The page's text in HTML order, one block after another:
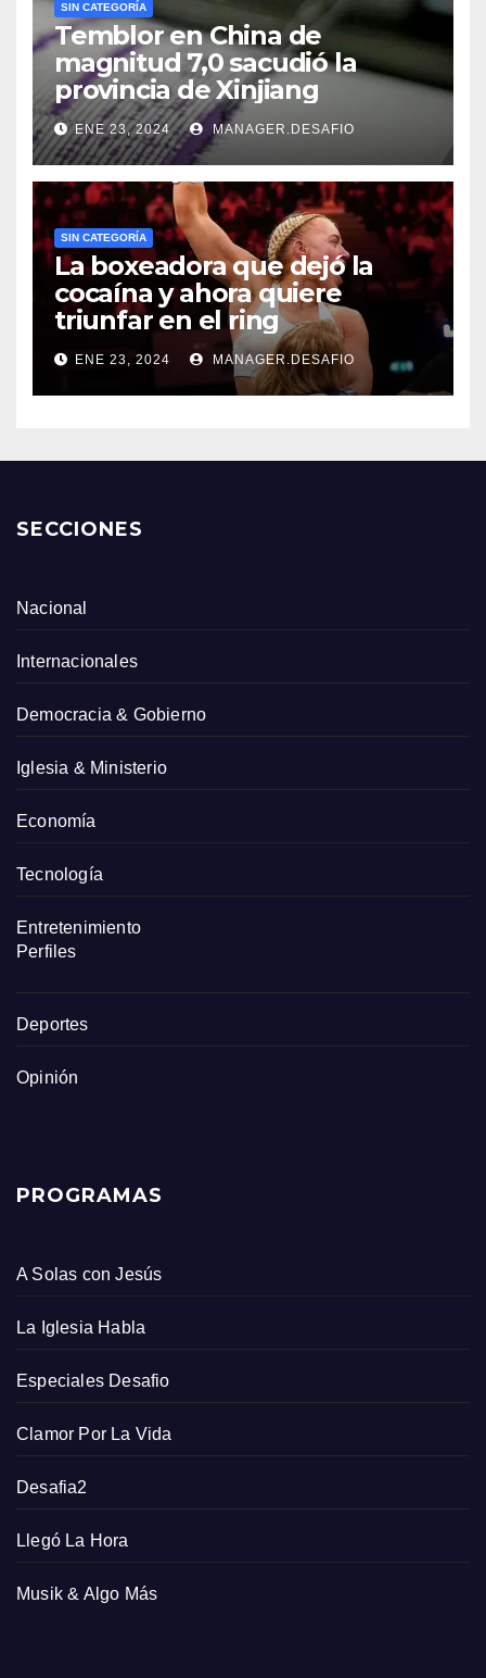
SIN CATEGORÍA
Temblor en China de
magnitud 7,0 sacudió la
provincia de Xinjiang
ENE 23, 2024 MANAGER.DESAFIO
SIN CATEGORÍA
La boxeadora que dejó la
cocaína y ahora quiere
triunfar en el ring​
ENE 23, 2024 MANAGER.DESAFIO
SECCIONES
Nacional
Internacionales
Democracia & Gobierno
Iglesia & Ministerio
Economía
Tecnología
Entretenimiento
Perfiles
Deportes
Opinión
PROGRAMAS
A Solas con Jesús
La Iglesia Habla
Especiales Desafio
Clamor Por La Vida
Desafia2
Llegó La Hora
Musik & Algo Más